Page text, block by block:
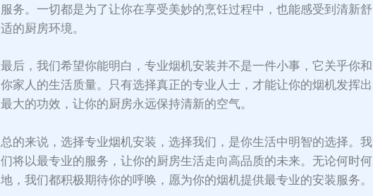
服务。一切都是为了让你在享受美妙的烹饪过程中，也能感受到清新舒
适的厨房环境。
最后，我们希望你能明白，专业烟机安装并不是一件小事，它关乎你和
你家人的生活质量。只有选择真正的专业人士，才能让你的烟机发挥出
最大的功效，让你的厨房永远保持清新的空气。
总的来说，选择专业烟机安装，选择我们，是你生活中明智的选择。我
们将以最专业的服务，让你的厨房生活走向高品质的未来。无论何时何
地，我们都积极期待你的呼唤，愿为你的烟机提供最专业的安装服务。